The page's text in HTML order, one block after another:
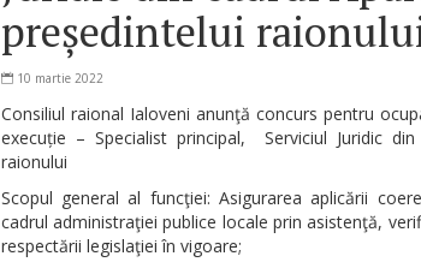
președintelui
10 martie 2022
Consiliul raional Ialoveni anunţă concurs pentru
execuție – Specialist principal, Serviciul Juridic
raionului
Scopul general al funcţiei: Asigurarea aplicării
cadrul administraţiei publice locale prin asistenţă,
respectării legislaţiei în vigoare;